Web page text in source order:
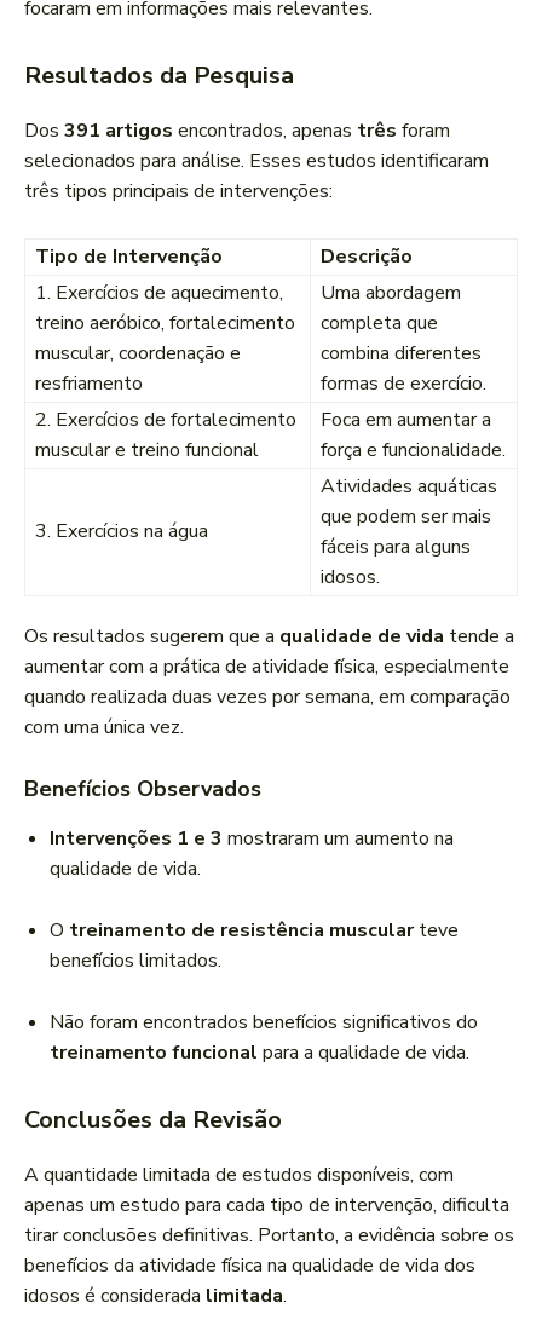
focaram em informações mais relevantes.
Resultados da Pesquisa
Dos 391 artigos encontrados, apenas três foram
selecionados para análise. Esses estudos identificaram
três tipos principais de intervenções:
Tipo de Intervenção
Descrição
1. Exercícios de aquecimento,
treino aeróbico, fortalecimento
muscular, coordenação e
resfriamento
Uma abordagem
completa que
combina diferentes
formas de exercício.
2. Exercícios de fortalecimento
muscular e treino funcional
Foca em aumentar a
força e funcionalidade.
3. Exercícios na água
Atividades aquáticas
que podem ser mais
fáceis para alguns
idosos.
Os resultados sugerem que a qualidade de vida tende a
aumentar com a prática de atividade física, especialmente
quando realizada duas vezes por semana, em comparação
com uma única vez.
Benefícios Observados
Intervenções 1 e 3 mostraram um aumento na
qualidade de vida.
O treinamento de resistência muscularteve
benefícios limitados.
Não foram encontrados benefícios significativos do
treinamento funcional para a qualidade de vida.
Conclusões da Revisão
A quantidade limitada de estudos disponíveis, com
apenas um estudo para cada tipo de intervenção, dificulta
tirar conclusões definitivas. Portanto, a evidência sobre os
benefícios da atividade física na qualidade de vida dos
idosos é considerada limitada.